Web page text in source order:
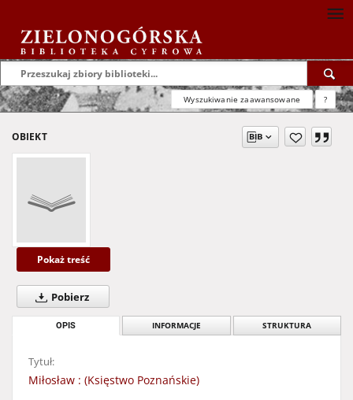
Wyszukiwanie zaawansowane ?
OBIEKT
Pokaż treść
Pobierz
OPIS INFORMACJE STRUKTURA
Tytuł:
Miłosław : (Księstwo Poznańskie)